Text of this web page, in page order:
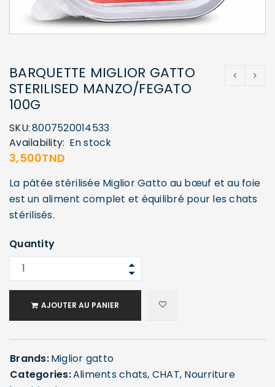
BARQUETTE MIGLIOR GATTO
STERILISED MANZO/FEGATO
100G
SKU:8007520014533
Availability: En stock
3,500TND
La pâtée stérilisée Miglior Gatto au bœuf et au foie
est un aliment complet et équilibré pour les chats
stérilisés.
Quantity
AJOUTER AU PANIER
Brands:Miglior gatto
Categories:Aliments chats, CHAT, Nourriture